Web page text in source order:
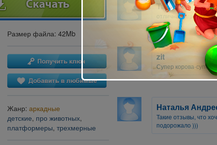
Размер файла: 42Mb
Жанр: аркадные
детские, про животных,
платформеры, трехмерные
Tatiana
отличная игра!!!
zit
Супер корова-супер
Наталья
Такие отзывы, что
подорожало )))